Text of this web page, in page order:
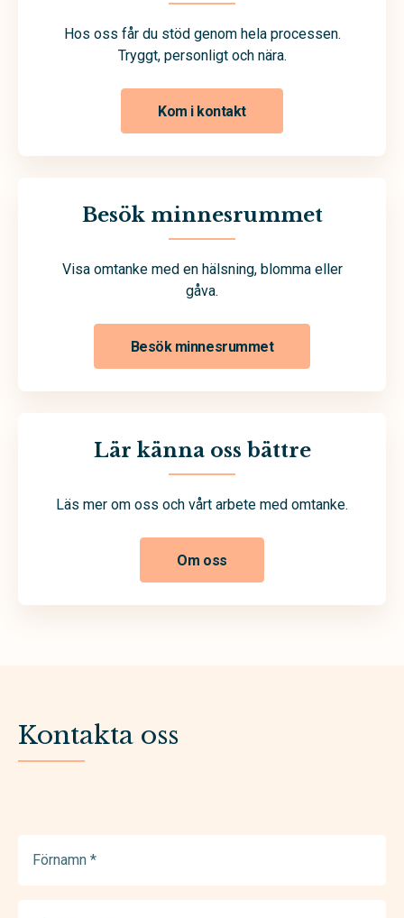
Hos oss får du stöd genom hela processen.
Tryggt, personligt och nära.
Kom i kontakt
Besök minnesrummet
Visa omtanke med en hälsning, blomma eller
gåva.
Besök minnesrummet
Lär känna oss bättre
Läs mer om oss och vårt arbete med omtanke.
Om oss
Kontakta oss
(Required)